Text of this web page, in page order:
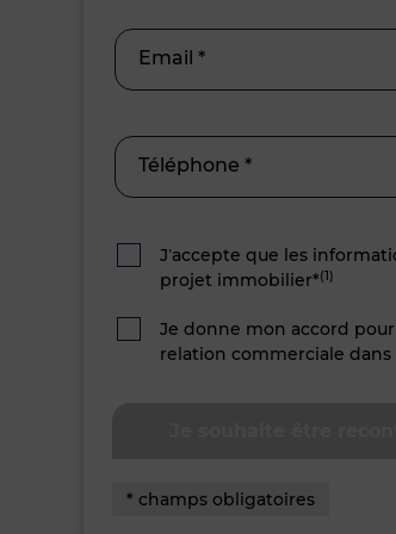
Email *
Téléphone *
J’accepte que les
projet immobilier*(1)
Je donne mon accord
relation commerciale dans
* champs obligatoires